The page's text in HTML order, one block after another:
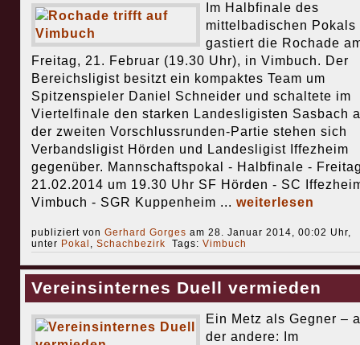
Im Halbfinale des
mittelbadischen Pokals
gastiert die Rochade
Freitag, 21. Februar (19.30 Uhr), in Vimbuch. Der
Bereichsligist besitzt ein kompaktes Team um
Spitzenspieler Daniel Schneider und schaltete im
Viertelfinale den starken Landesligisten Sasbach
der zweiten Vorschlussrunden-Partie stehen sich
Verbandsligist Hörden und Landesligist Iffezheim
gegenüber. Mannschaftspokal - Halbfinale -
21.02.2014 um 19.30 Uhr SF Hörden - SC
Vimbuch - SGR Kuppenheim ... weiterlesen
publiziert von Gerhard Gorges am 28. Januar 2014, 00:02 Uhr,
unter Pokal , Schachbezirk Tags: Vimbuch
Vereinsinternes Duell vermieden
Ein Metz als Gegner –
der andere: Im